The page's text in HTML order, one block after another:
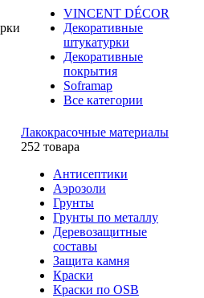
VINCENT DÉCOR
Декоративные
штукатурки
Декоративные
покрытия
Soframap
Все категории
Лакокрасочные материалы
252 товара
Антисептики
Аэрозоли
Грунты
Грунты по металлу
Деревозащитные
составы
Защита камня
Краски
Краски по OSB